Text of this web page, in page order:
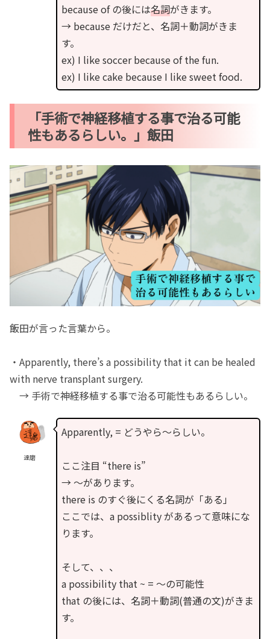
because of の後には名詞がきます。
→ because だけだと、名詞＋動詞がきま
す。
ex) I like soccer because of the fun.
ex) I like cake because I like sweet food.
「手術で神経移植する事で治る可能
性もあるらしい。」飯田
飯田が言った言葉から。
・Apparently, there’s a possibility that it can be healed
with nerve transplant surgery.
→ 手術で神経移植する事で治る可能性もあるらしい。
達磨
Apparently, = どうやら〜らしい。
ここ注目 “there is”
→ 〜があります。
there is のすぐ後にくる名詞が「ある」
ここでは、a possiblity があるって意味にな
ります。
そして、、、
a possibility that ~ = 〜の可能性
that の後には、名詞＋動詞(普通の文)がきま
す。